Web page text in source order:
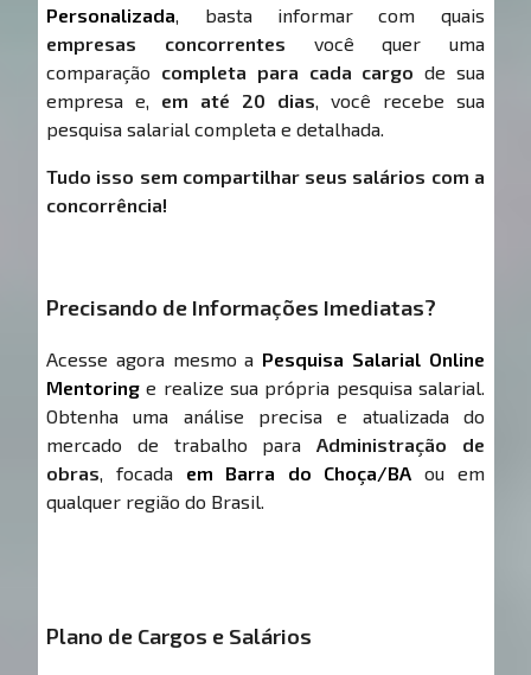
Personalizada, basta informar com quais
empresas concorrentes você quer uma
comparação completa para cada cargo de sua
empresa e, em até 20 dias, você recebe sua
pesquisa salarial completa e detalhada.
Tudo isso sem compartilhar seus salários com a
concorrência!
Precisando de Informações Imediatas?
Acesse agora mesmo a Pesquisa Salarial Online
Mentoring e realize sua própria pesquisa salarial.
Obtenha uma análise precisa e atualizada do
mercado de trabalho paraAdministração de
obras, focada em Barra do Choça/BA ou em
qualquer região do Brasil.
Plano de Cargos e Salários